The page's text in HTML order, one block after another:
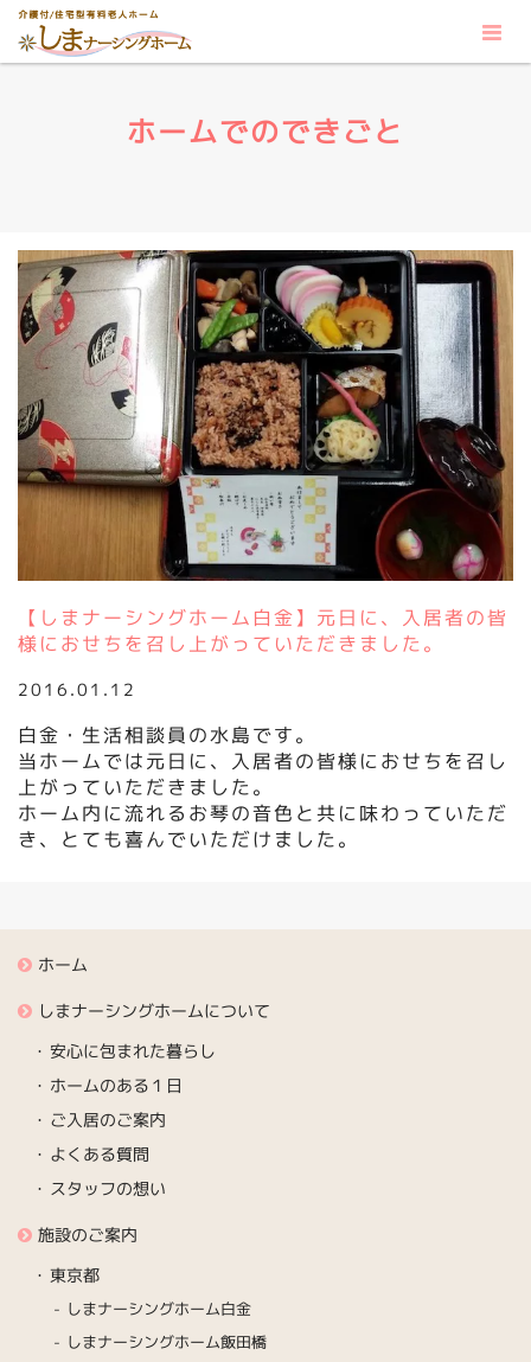
ホームでのできごと
【しまナーシングホーム白金】元日に、入居者の皆
様におせちを召し上がっていただきました。
2016.01.12
白金・生活相談員の水島です。
当ホームでは元日に、入居者の皆様におせちを召し
上がっていただきました。
ホーム内に流れるお琴の音色と共に味わっていただ
き、とても喜んでいただけました。
ホーム
しまナーシングホームについて
安心に包まれた暮らし
ホームのある１日
ご入居のご案内
よくある質問
スタッフの想い
施設のご案内
東京都
しまナーシングホーム白金
しまナーシングホーム飯田橋